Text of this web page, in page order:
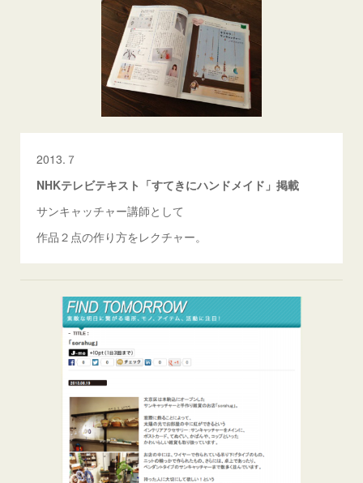
2013.７
NHKテレビテキスト「すてきにハンドメイド」掲載
サンキャッチャー講師として
作品２点の作り方をレクチャー。